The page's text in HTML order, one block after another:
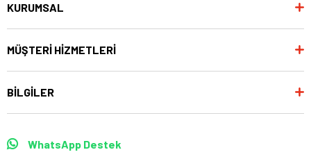
KURUMSAL
MÜŞTERİ HİZMETLERİ
BİLGİLER
WhatsApp Destek